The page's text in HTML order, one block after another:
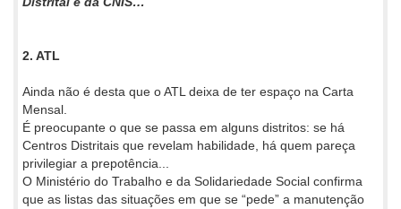
2. ATL
Ainda não é desta que o ATL deixa de ter espaço na Carta
Mensal.
É preocupante o que se passa em alguns distritos: se há
Centros Distritais que revelam habilidade, há quem pareça
privilegiar a prepotência...
O Ministério do Trabalho e da Solidariedade Social confirma
que as listas das situações em que se “pede” a manutenção